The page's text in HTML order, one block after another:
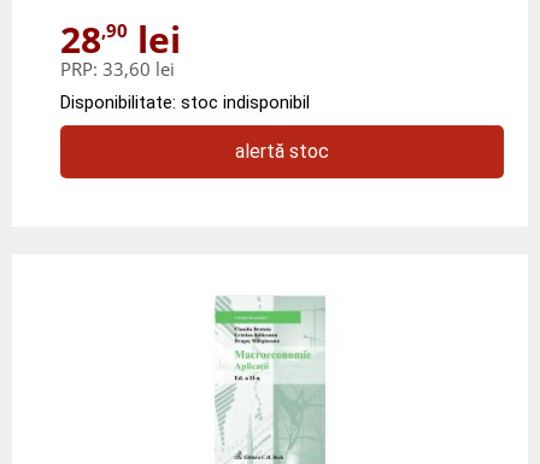
28,90 lei
PRP: 33,60 lei
Disponibilitate: stoc indisponibil
alertă stoc